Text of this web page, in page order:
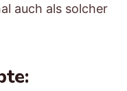
auch als solcher